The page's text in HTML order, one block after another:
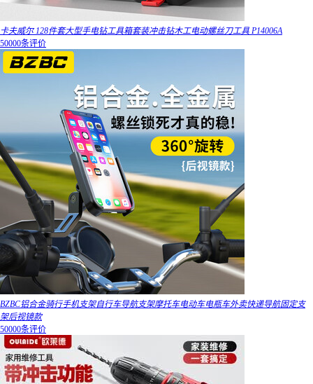
卡夫威尔 128件套大型手电钻工具箱套装冲击钻木工电动螺丝刀工具 P14006A
50000条评价
BZBC铝合金骑行手机支架自行车导航支架摩托车电动车电瓶车外卖快递导航固定支
架后视镜款
50000条评价